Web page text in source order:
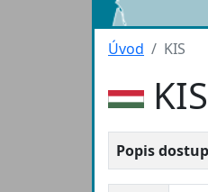
Úvod KIS
KIS
Popis